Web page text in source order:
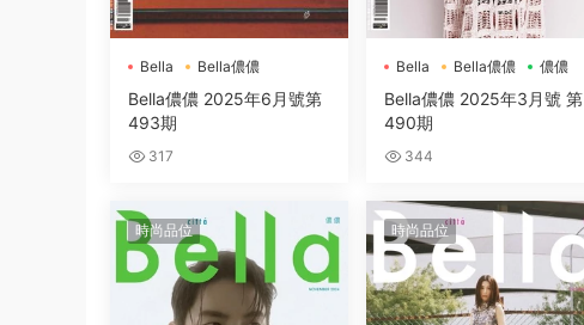
Bella Bella儂儂
Bella儂儂 2025年6月號第
493期
317
Bella Bella儂儂 儂儂
Bella儂儂 2025年3月號 第
490期
344
時尚品位 時尚品位